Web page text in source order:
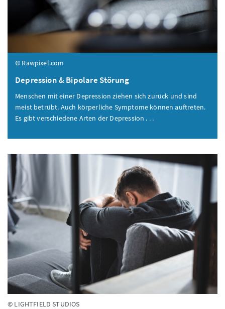
© Rawpixel.com
Depression & Bipolare Störung
Menschen mit einer Depression ziehen sich zurück und sind
meist betrübt. Auch körperliche Symptome können auftreten.
Es gibt verschiedene Arten der Depression . . .
© LIGHTFIELD STUDIOS